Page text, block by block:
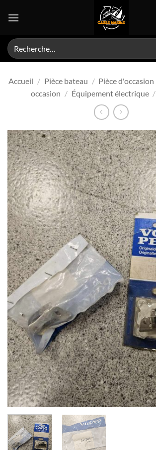
Recherche
pour :
Accueil / Pièce bateau / Pièce d'occasion
occasion / Équipement électrique /